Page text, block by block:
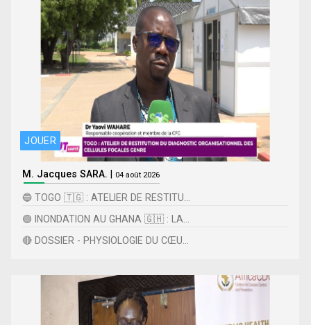
JOUER
M. Jacques SARA. | 04 août 2026
🔵 TOGO 🇹🇬 : ATELIER DE RESTITU...
🟢 INONDATION AU GHANA 🇬🇭 : LA...
🔴 DOSSIER - PHYSIOLOGIE DU CŒU...